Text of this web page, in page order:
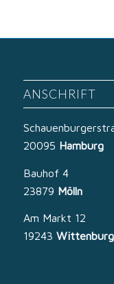
ANSCHRIFT
20095 Hamburg
Bauhof 4
23879 Mölln
Am Markt 12
19243 Wittenburg